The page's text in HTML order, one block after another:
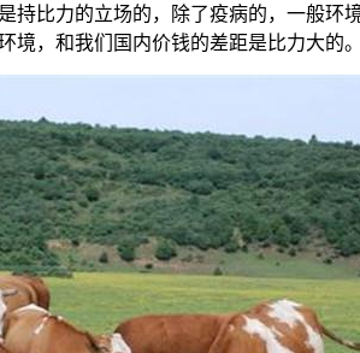
比力的立场的，除了疫病的，一般环
境，和我们国内价钱的差距是比力大的。